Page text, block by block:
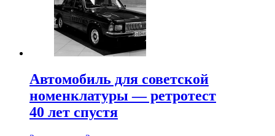
Автомобиль для советской
номенклатуры — ретротест
40 лет спустя